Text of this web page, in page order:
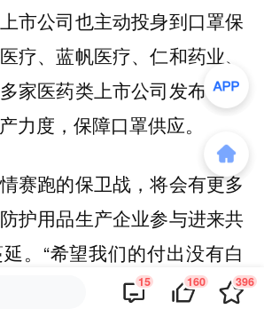
市公司也主动投身到口罩保
疗、蓝帆医疗、仁和药业、
家医药类上市公司发布公告
力度，保障口罩供应。
赛跑的保卫战，将会有更多
护用品生产企业参与进来共
。“希望我们的付出没有白
早日结束战斗。”林鹏最后说
15 160 396